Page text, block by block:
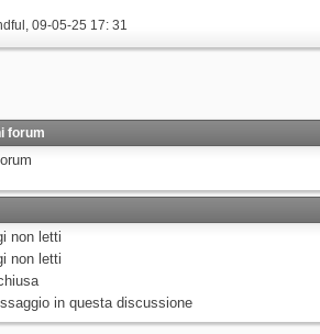
‎, 09-05-25 17: 31
forum
non letti
non letti
in questa discussione